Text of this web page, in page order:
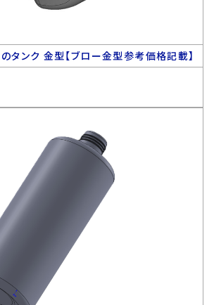
タンク 金型【ブロー金型参考価格記載】